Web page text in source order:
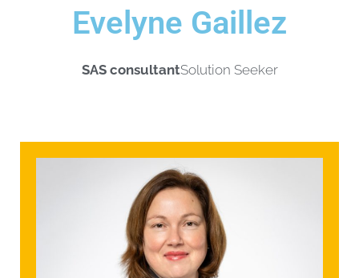
Evelyne Gaillez
SAS consultantSolution Seeker